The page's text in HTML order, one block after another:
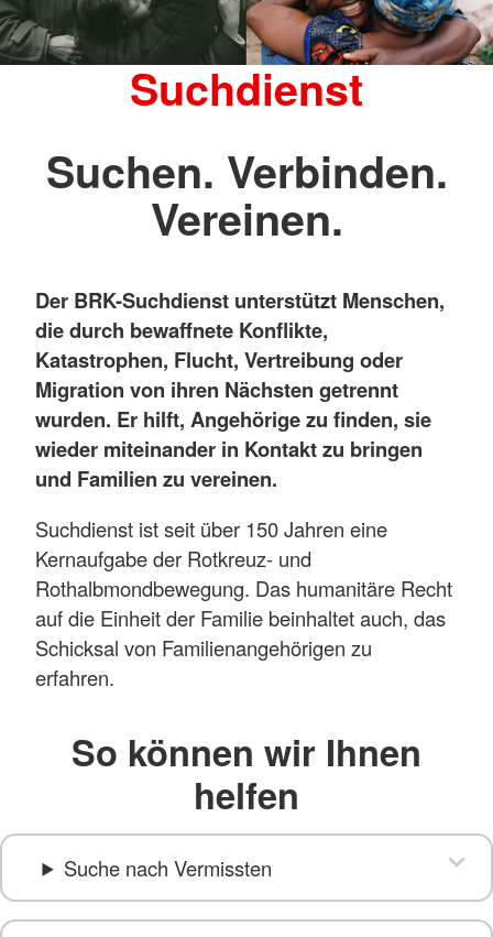
Suchdienst
Suchen. Verbinden.
Vereinen.
Der BRK-Suchdienst unterstützt Menschen,
die durch bewaffnete Konflikte,
Katastrophen, Flucht, Vertreibung oder
Migration von ihren Nächsten getrennt
wurden. Er hilft, Angehörige zu finden, sie
wieder miteinander in Kontakt zu bringen
und Familien zu vereinen.
Suchdienst ist seit über 150 Jahren eine
Kernaufgabe der Rotkreuz- und
Rothalbmondbewegung. Das humanitäre Recht
auf die Einheit der Familie beinhaltet auch, das
Schicksal von Familienangehörigen zu
erfahren.
So können wir Ihnen
helfen
Suche nach Vermissten